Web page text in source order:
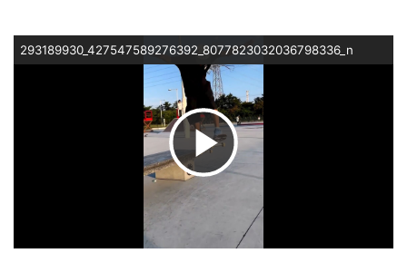
293189930_427547589276392_8077823032036798336_n
ビ